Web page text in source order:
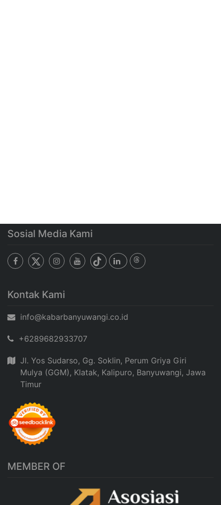
Sosial Media Kami
Kontak Kami
info@kabarbanyuwangi.co.id
+6289682933707
Jl. Yos Sudarso, Gg. Soklin, Perum Griya Giri
Mulya (GGM), Klatak, Kalipuro, Banyuwangi, Jawa
Timur
MEMBER OF